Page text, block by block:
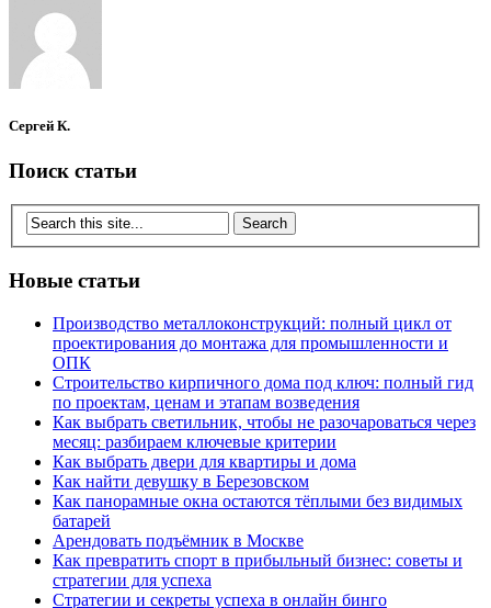
Сергей К.
Поиск статьи
Новые статьи
Производство металлоконструкций: полный цикл от
проектирования до монтажа для промышленности и
ОПК
Строительство кирпичного дома под ключ: полный гид
по проектам, ценам и этапам возведения
Как выбрать светильник, чтобы не разочароваться через
месяц: разбираем ключевые критерии
Как выбрать двери для квартиры и дома
Как найти девушку в Березовском
Как панорамные окна остаются тёплыми без видимых
батарей
Арендовать подъёмник в Москве
Как превратить спорт в прибыльный бизнес: советы и
стратегии для успеха
Стратегии и секреты успеха в онлайн бинго